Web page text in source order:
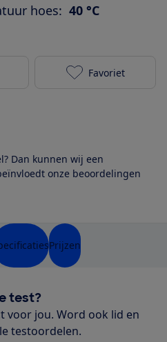
hoes: 40 °C
Emma
Favoriet
Dan kunnen wij een
onze beoordelingen
Prijzen
test?
voor jou. Word ook lid en
testoordelen.